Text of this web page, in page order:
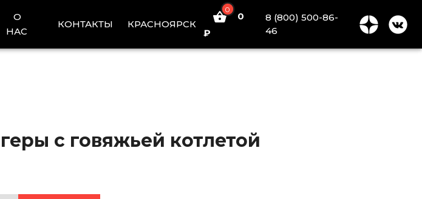
О
НАС
КОНТАКТЫ КРАСНОЯРСК
0
0
₽
8 (800) 500-86-
46
с говяжьей котлетой